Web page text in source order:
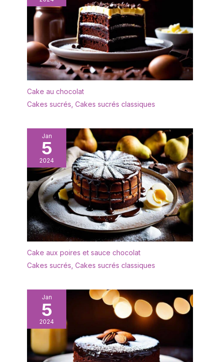
Cake au chocolat
Cakes sucrés Cakes sucrés classiques
Jan
5
2024
Cake aux poires et sauce chocolat
Cakes sucrés Cakes sucrés classiques
Jan
5
2024